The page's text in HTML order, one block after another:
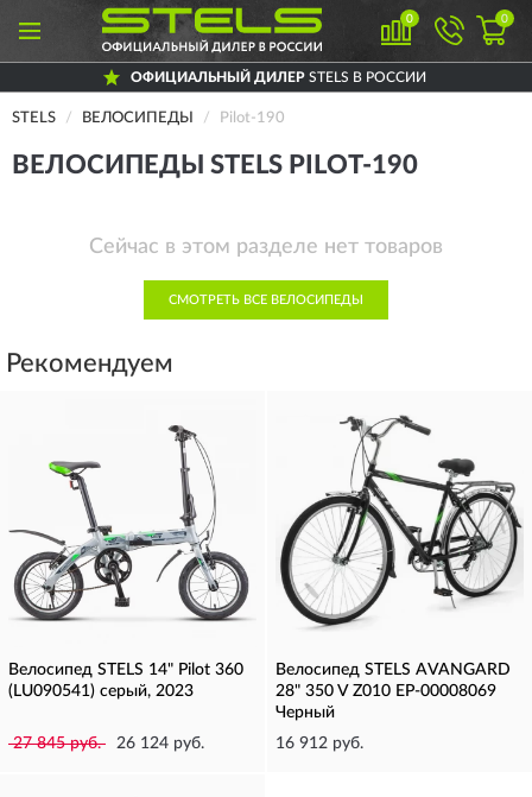
0 0
ОФИЦИАЛЬНЫЙ ДИЛЕР STELS В РОССИИ
STELS ВЕЛОСИПЕДЫ Pilot-190
ВЕЛОСИПЕДЫ STELS PILOT-190
Сейчас в этом разделе нет товаров
СМОТРЕТЬ ВСЕ ВЕЛОСИПЕДЫ
Рекомендуем
Велосипед STELS 14" Pilot 360
(LU090541) серый, 2023
27 845 руб. 26 124 руб.
Велосипед STELS AVANGARD
28" 350 V Z010 EP-00008069
Черный
16 912 руб.